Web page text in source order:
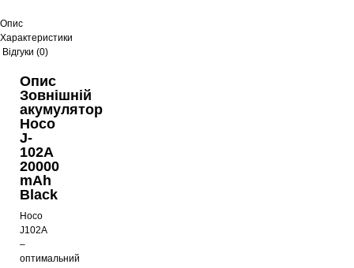
Опис
Характеристики
Відгуки (0)
Опис
Зовнішній
акумулятор
Hoco
J-
102A
20000
mAh
Black
Hoco
J102A
–
оптимальний